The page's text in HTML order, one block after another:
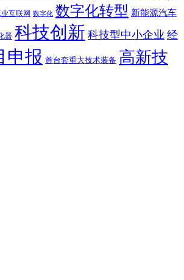
互联网 数字化 数字化转型 新能源汽车
器 科技创新 科技型中小企业 经
申报 首台套重大技术装备 高新技